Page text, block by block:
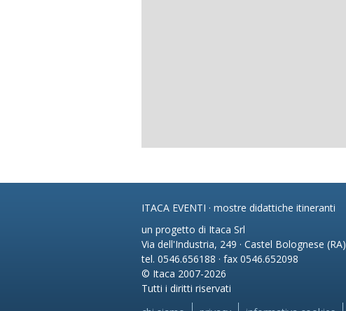
ITACA EVENTI · mostre didattiche itineranti
un progetto di Itaca Srl
Via dell'Industria, 249 · Castel Bolognese (RA)
tel. 0546.656188 · fax 0546.652098
© Itaca 2007-2026
Tutti i diritti riservati